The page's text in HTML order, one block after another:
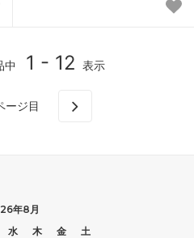
中 1 - 12 表示
ージ目
年8月
水 木 金
土